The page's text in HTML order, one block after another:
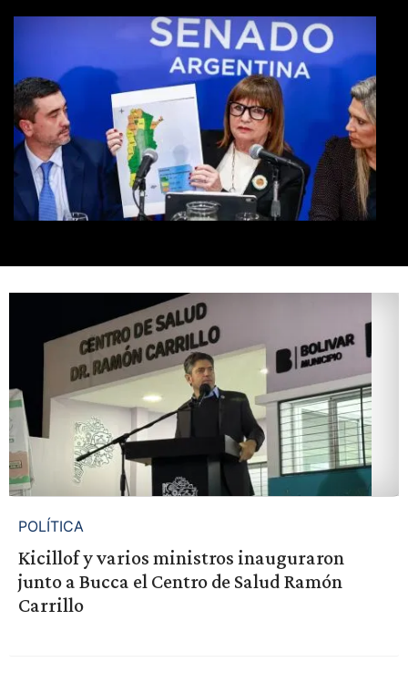
POLÍTICA
Kicillof y varios ministros inauguraron
junto a Bucca el Centro de Salud Ramón
Carrillo